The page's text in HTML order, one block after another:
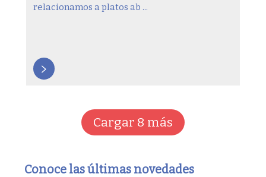
relacionamos a platos ab ...
>
Cargar 8 más
Conoce las últimas novedades